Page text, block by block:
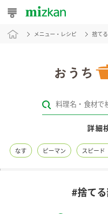
おうちレシピ
レシピカテゴリ一覧
レシピ名特集
メニュー・レシピ 捨て
詳細
なす ピーマン スピード
#捨て